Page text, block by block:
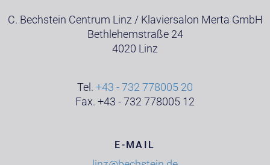
C. Bechstein Centrum Linz / Klaviersalon Merta GmbH
Bethlehemstraße 24
4020 Linz
Tel. +43 - 732 778005 20
Fax. +43 - 732 778005 12
E-MAIL